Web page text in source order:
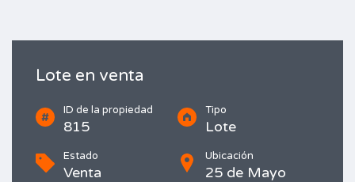
Lote en venta
ID de la propiedad
815
Tipo
Lote
Estado
Venta
Ubicación
25 de Mayo